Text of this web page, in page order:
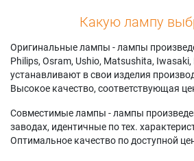
Какую лампу
Оригинальные лампы - лампы
Philips, Osram, Ushio, Matsushita,
устанавливают в свои изделия
Высокое качество, соответствующая
Совместимые лампы - лампы
заводах, идентичные по тех.
Оптимальное качество по доступной